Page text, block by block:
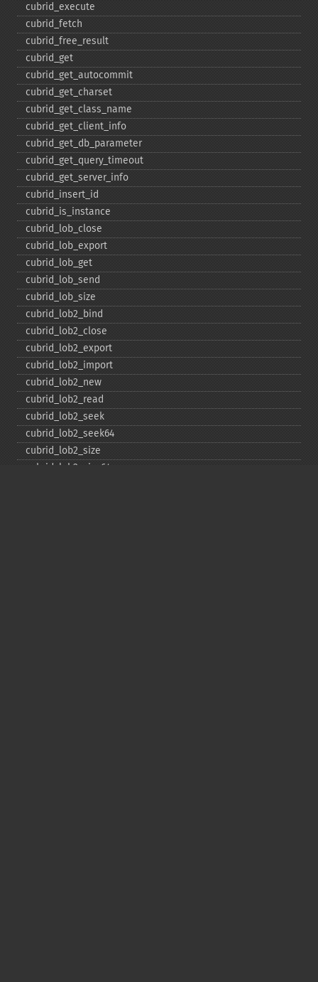
cubrid_​execute
cubrid_​fetch
cubrid_​free_​result
cubrid_​get
cubrid_​get_​autocommit
cubrid_​get_​charset
cubrid_​get_​class_​name
cubrid_​get_​client_​info
cubrid_​get_​db_​parameter
cubrid_​get_​query_​timeout
cubrid_​get_​server_​info
cubrid_​insert_​id
cubrid_​is_​instance
cubrid_​lob_​close
cubrid_​lob_​export
cubrid_​lob_​get
cubrid_​lob_​send
cubrid_​lob_​size
cubrid_​lob2_​bind
cubrid_​lob2_​close
cubrid_​lob2_​export
cubrid_​lob2_​import
cubrid_​lob2_​new
cubrid_​lob2_​read
cubrid_​lob2_​seek
cubrid_​lob2_​seek64
cubrid_​lob2_​size
cubrid_​lob2_​size64